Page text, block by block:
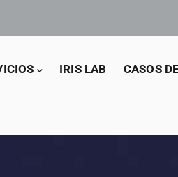
IRIS LAB CASOS